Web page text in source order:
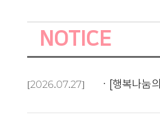
NOTICE
[2026.07.27] ㆍ[행복나눔의집] 출